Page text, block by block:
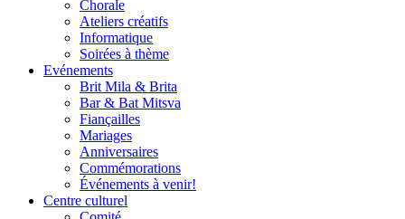
Chorale
Ateliers créatifs
Informatique
Soirées à thème
Evénements
Brit Mila & Brita
Bar & Bat Mitsva
Fiançailles
Mariages
Anniversaires
Commémorations
Événements à venir!
Centre culturel